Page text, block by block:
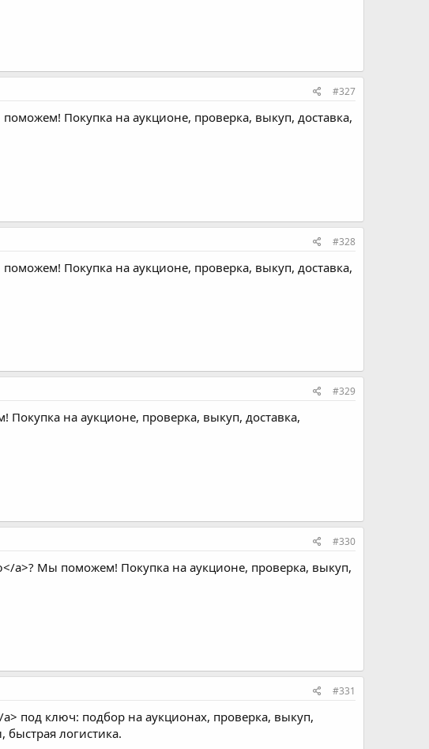
#327
поможем! Покупка на аукционе, проверка, выкуп, доставка,
#328
поможем! Покупка на аукционе, проверка, выкуп, доставка,
#329
Покупка на аукционе, проверка, выкуп, доставка,
#330
a>? Мы поможем! Покупка на аукционе, проверка, выкуп,
#331
a> под ключ: подбор на аукционах, проверка, выкуп,
быстрая логистика.